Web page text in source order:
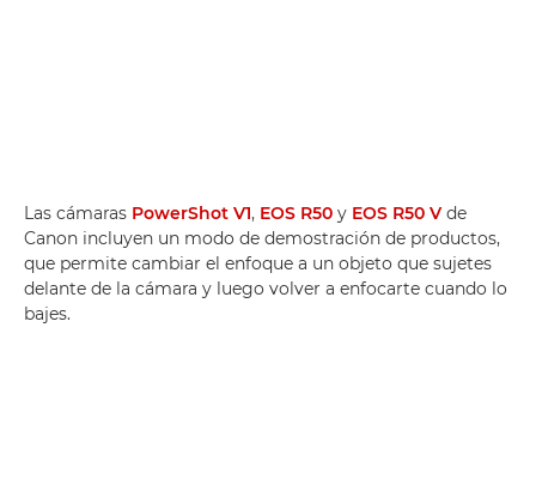
Las cámaras PowerShot V1, EOS R50 y EOS R50 V de
Canon incluyen un modo de demostración de productos,
que permite cambiar el enfoque a un objeto que sujetes
delante de la cámara y luego volver a enfocarte cuando lo
bajes.